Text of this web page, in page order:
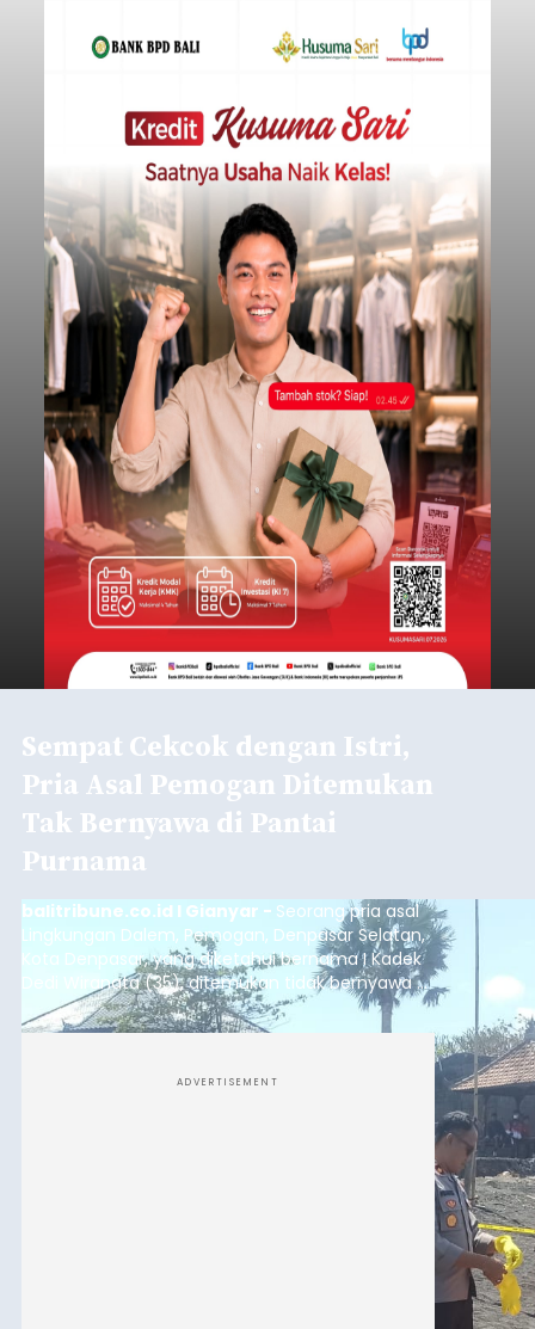
Sempat Cekcok dengan Istri,
Pria Asal Pemogan Ditemukan
Tak Bernyawa di Pantai
Purnama
balitribune.co.id I Gianyar - Seorang pria asal
Lingkungan Dalem, Pemogan, Denpasar Selatan,
Kota Denpasar, yang diketahui bernama I Kadek
Dedi Wiranata (35), ditemukan tidak bernyawa di
pesisir Pantai Purnama, Sukawati.
ADVERTISEMENT